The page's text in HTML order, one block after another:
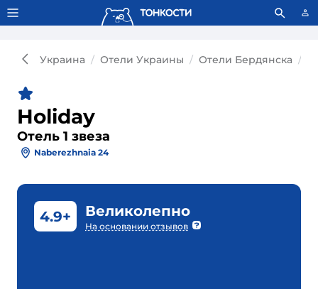
Тонкости используют сookie-файлы. Что это значит?
Украина Отели Украины Отели Бердянска
Holiday
Отель 1 звеза
Naberezhnaia 24
4.9+ Великолепно
На основании отзывов